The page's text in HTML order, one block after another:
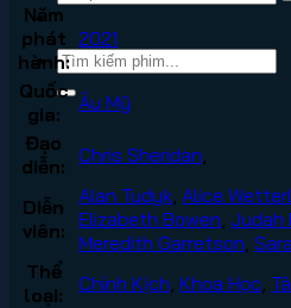
Năm
phát
hành:
2021
Quốc
gia:
Âu Mỹ
Đạo
diễn: Chris Sheridan
Diễn
viên:
Alan Tudyk Alice
Elizabeth Bowen Judah
Meredith Garretson
Thể
loại:
Chính Kịch Khoa Học